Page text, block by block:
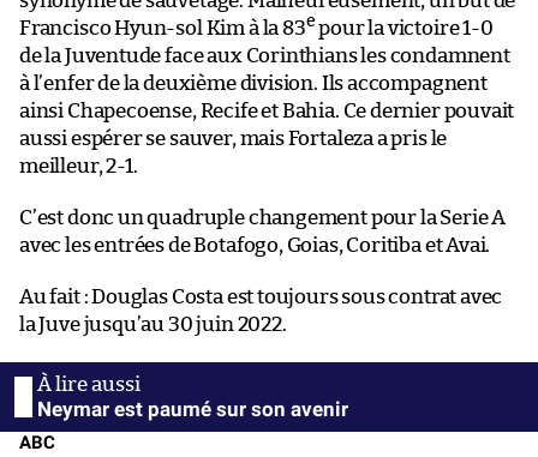
Francisco Hyun-sol Kim à la 83e pour la victoire 1-0
de la Juventude face aux Corinthians les condamnent
à l’enfer de la deuxième division. Ils accompagnent
ainsi Chapecoense, Recife et Bahia. Ce dernier pouvait
aussi espérer se sauver, mais Fortaleza a pris le
meilleur, 2-1.
C’est donc un quadruple changement pour la Serie A
avec les entrées de Botafogo, Goias, Coritiba et Avai.
Au fait : Douglas Costa est toujours sous contrat avec
la Juve jusqu’au 30 juin 2022.
Neymar est paumé sur son avenir
ABC